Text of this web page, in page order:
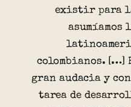
existir para
asumíamos
colombianos. […]
gran audacia y
tarea de